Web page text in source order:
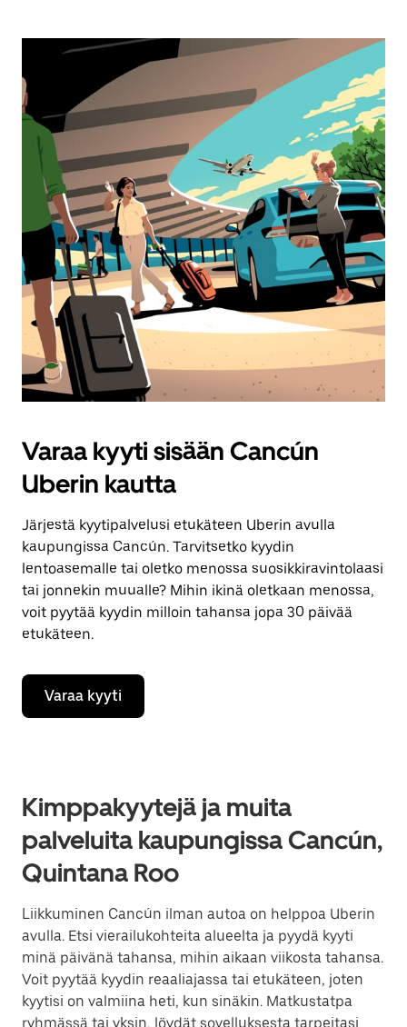
Varaa kyyti sisään Cancún
Uberin kautta
Järjestä kyytipalvelusi etukäteen Uberin avulla
kaupungissa Cancún. Tarvitsetko kyydin
lentoasemalle tai oletko menossa suosikkiravintolaasi
tai jonnekin muualle? Mihin ikinä oletkaan menossa,
voit pyytää kyydin milloin tahansa jopa 30 päivää
etukäteen.
Varaa kyyti
Kimppakyytejä ja muita
palveluita kaupungissa Cancún,
Quintana Roo
Liikkuminen Cancún ilman autoa on helppoa Uberin
avulla. Etsi vierailukohteita alueelta ja pyydä kyyti
minä päivänä tahansa, mihin aikaan viikosta tahansa.
Voit pyytää kyydin reaaliajassa tai etukäteen, joten
kyytisi on valmiina heti, kun sinäkin. Matkustatpa
ryhmässä tai yksin, löydät sovelluksesta tarpeitasi